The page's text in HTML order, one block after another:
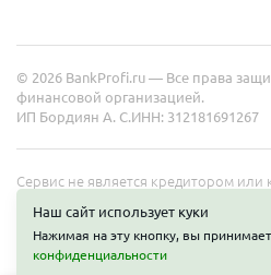
© 2026 BankProfi.ru — Все права
финансовой организацией.
ИП Бордиян А. С.ИНН: 312181691267
Сервис не является кредитором
на сайте не является публичной
уточняйте на сайте организаций.
Наш сайт использует куки
Нажимая на эту кнопку, вы
конфиденциальности